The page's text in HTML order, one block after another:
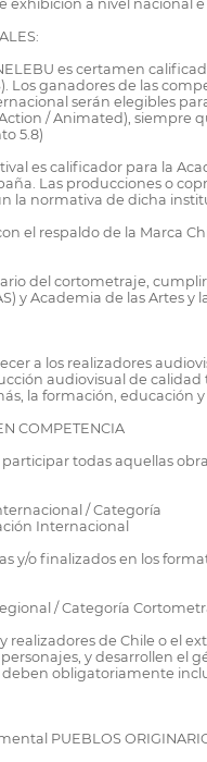
exhibición a nivel nacional
es certamen
Los ganadores de las
serán elegibles
/ Animated), siempre
5.8)
es calificador para la
Las producciones o
la normativa de dicha
el respaldo de la Marca
del cortometraje,
y Academia de las Artes y
a los realizadores
audiovisual de calidad
la formación, educación
COMPETENCIA
todas aquellas
/ Categoría
Internacional
y/o finalizados en los
/ Categoría
realizadores de Chile o el
y desarrollen el
obligatoriamente
PUEBLOS